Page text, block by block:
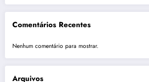
Comentários Recentes
Nenhum comentário para mostrar.
Arquivos